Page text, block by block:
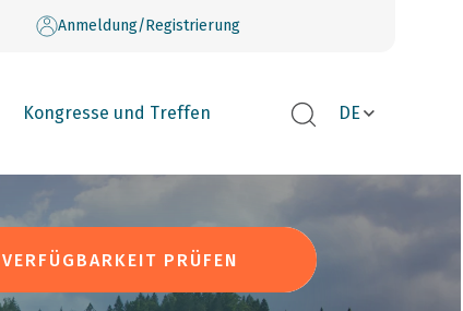
Anmeldung/Registrierung
Kongresse und Treffen DE
VERFÜGBARKEIT PRÜFEN